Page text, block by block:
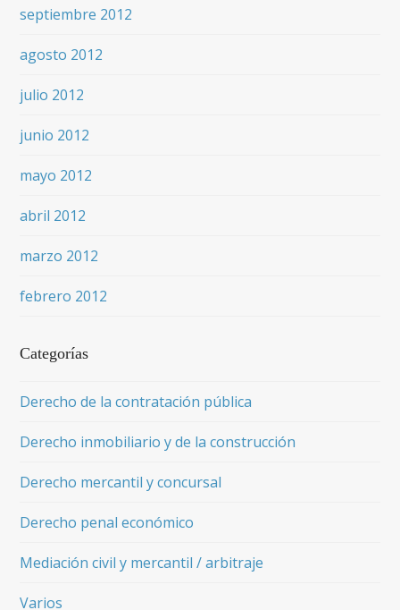
septiembre 2012
agosto 2012
julio 2012
junio 2012
mayo 2012
abril 2012
marzo 2012
febrero 2012
Categorías
Derecho de la contratación pública
Derecho inmobiliario y de la construcción
Derecho mercantil y concursal
Derecho penal económico
Mediación civil y mercantil / arbitraje
Varios